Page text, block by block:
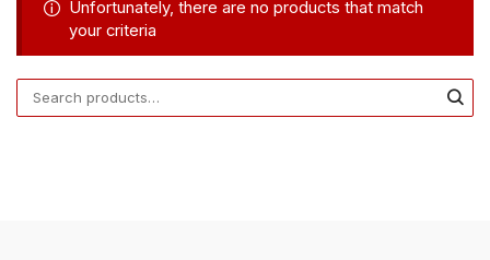
Unfortunately, there are no products that match
your criteria